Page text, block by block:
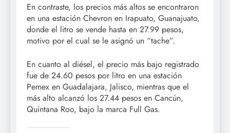
En contraste, los precios más altos se encontraron
en una estación Chevron en Irapuato, Guanajuato,
donde el litro se vende hasta en 27.99 pesos,
motivo por el cual se le asignó un “tache”.
En cuanto al diésel, el precio más bajo registrado
fue de 24.60 pesos por litro en una estación
Pemex en Guadalajara, Jalisco, mientras que el
más alto alcanzó los 27.44 pesos en Cancún,
Quintana Roo, bajo la marca Full Gas.